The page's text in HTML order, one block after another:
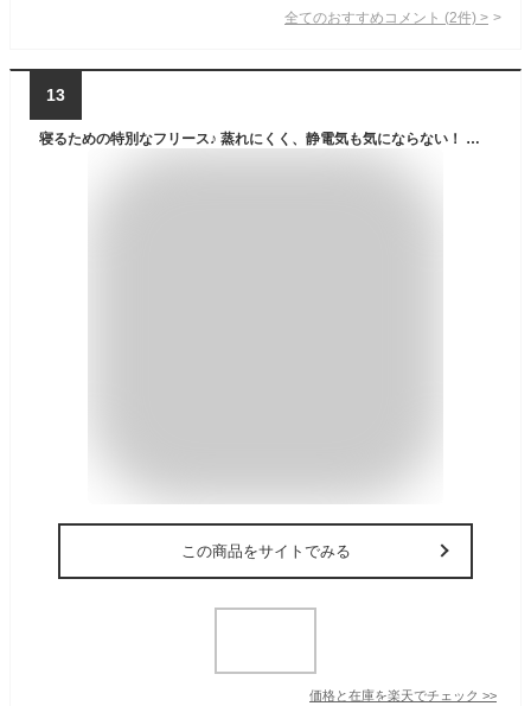
全てのおすすめコメント (2件) >
13
寝るための特別なフリース♪ 蒸れにくく、静電気も気にならない！ パジャマ屋 IZUMM フリース 【 スタンダード中厚 】 冬用 前開き あったか パジャマ レディース 冬 暖かい 秋 秋冬 長袖 部屋着 高級 あったかグッズ プレゼント 誕生日 母 母親 女性 40代 50代 60代
この商品をサイトでみる
価格と在庫を楽天でチェック >>